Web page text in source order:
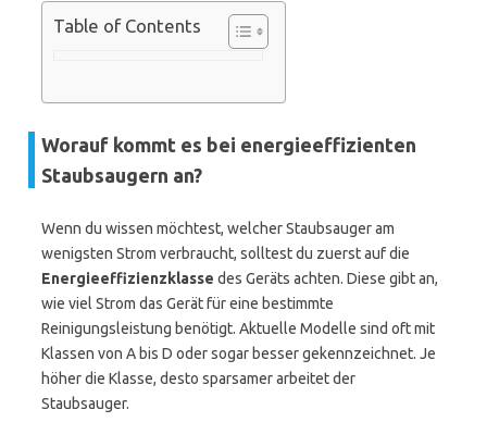
Table of Contents
Worauf kommt es bei energieeffizienten
Staubsaugern an?
Wenn du wissen möchtest, welcher Staubsauger am
wenigsten Strom verbraucht, solltest du zuerst auf die
Energieeffizienzklasse des Geräts achten. Diese gibt an,
wie viel Strom das Gerät für eine bestimmte
Reinigungsleistung benötigt. Aktuelle Modelle sind oft mit
Klassen von A bis D oder sogar besser gekennzeichnet. Je
höher die Klasse, desto sparsamer arbeitet der
Staubsauger.